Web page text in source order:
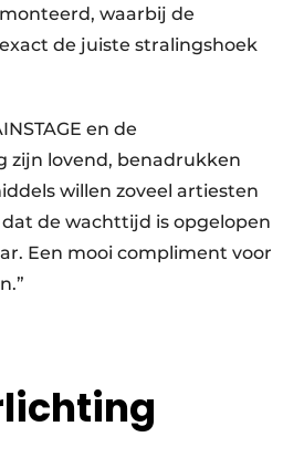
waarbij de
de juiste stralingshoek
en de
zijn lovend, benadrukken
willen zoveel artiesten
de wachttijd is opgelopen
Een mooi compliment voor